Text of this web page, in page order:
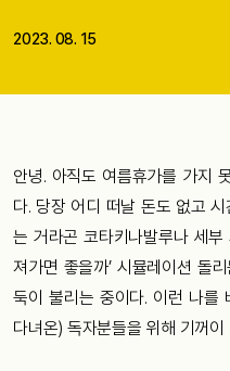
2023. 08. 15
안녕. 아직도 여름휴가를 가지
다. 당장 어디 떠날 돈도 없고
는 거라곤 코타키나발루나 세
져가면 좋을까’ 시뮬레이션 돌
둑이 불리는 중이다. 이런 나를
다녀온) 독자분들을 위해 기꺼이